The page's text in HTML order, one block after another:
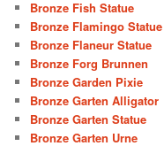
Bronze Fish Statue
Bronze Flamingo Statue
Bronze Flaneur Statue
Bronze Forg Brunnen
Bronze Garden Pixie
Bronze Garten Alligator
Bronze Garten Statue
Bronze Garten Urne